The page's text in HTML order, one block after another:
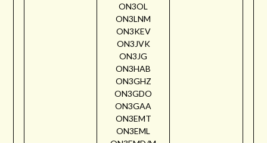
ON3OL
ON3LNM
ON3KEV
ON3JVK
ON3JG
ON3HAB
ON3GHZ
ON3GDO
ON3GAA
ON3EMT
ON3EML